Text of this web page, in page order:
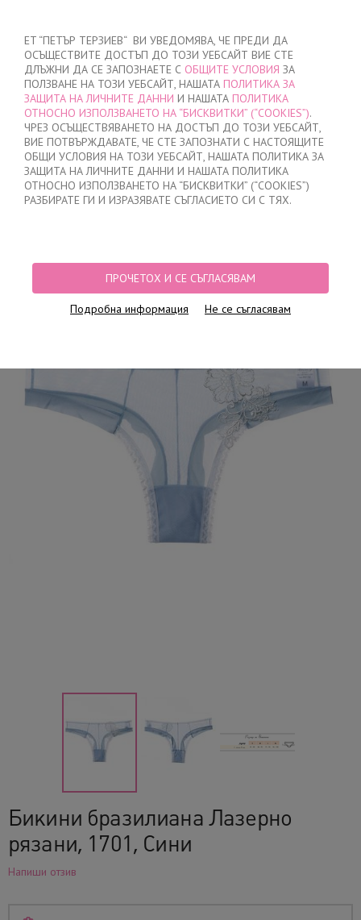
ET “ПЕТЪР ТЕРЗИЕВ“ ВИ УВЕДОМЯВА, ЧЕ ПРЕДИ ДА
ОСЪЩЕСТВИТЕ ДОСТЪП ДО ТОЗИ УЕБСАЙТ ВИЕ СТЕ
ДЛЪЖНИ ДА СЕ ЗАПОЗНАЕТЕ С ОБЩИТЕ УСЛОВИЯ ЗА
ПОЛЗВАНЕ НА ТОЗИ УЕБСАЙТ, НАШАТА ПОЛИТИКА ЗА
ЗАЩИТА НА ЛИЧНИТЕ ДАННИ И НАШАТА ПОЛИТИКА
ОТНОСНО ИЗПОЛЗВАНЕТО НА “БИСКВИТКИ” (“COOKIES”).
ЧРЕЗ ОСЪЩЕСТВЯВАНЕТО НА ДОСТЪП ДО ТОЗИ УЕБСАЙТ,
ВИЕ ПОТВЪРЖДАВАТЕ, ЧЕ СТЕ ЗАПОЗНАТИ С НАСТОЯЩИТЕ
ОБЩИ УСЛОВИЯ НА ТОЗИ УЕБСАЙТ, НАШАТА ПОЛИТИКА ЗА
ЗАЩИТА НА ЛИЧНИТЕ ДАННИ И НАШАТА ПОЛИТИКА
ОТНОСНО ИЗПОЛЗВАНЕТО НА “БИСКВИТКИ” (“COOKIES”)
РАЗБИРАТЕ ГИ И ИЗРАЗЯВАТЕ СЪГЛАСИЕТО СИ С ТЯХ.
ПРОЧЕТОХ И СЕ СЪГЛАСЯВАМ
Подробна информация Не се съгласявам
МОЯТА ПОРЪЧКА
няма добавени продукти
НАЧАЛО / ДАМСКО / БЕЛЬО / БИКИНИ / ЛАЗЕРНО ИЗРЯЗАНИ БИКИНИ
БРАЗИЛИАНА / БИКИНИ БРАЗИЛИАНА ЛАЗЕРНО РЯЗАНИ, 1701, СИНИ
Бикини бразилиана Лазерно
рязани, 1701, Сини
Напиши отзив